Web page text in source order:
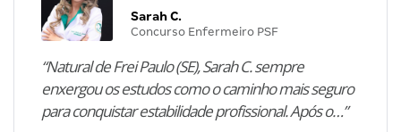
Sarah C.
Concurso Enfermeiro PSF
“Natural de Frei Paulo (SE), Sarah C. sempre
enxergou os estudos como o caminho mais seguro
para conquistar estabilidade profissional. Após o…”